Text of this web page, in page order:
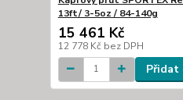
13ft/ 3-5oz / 84-140g
15 461 Kč
12 778 Kč bez DPH
Přidat